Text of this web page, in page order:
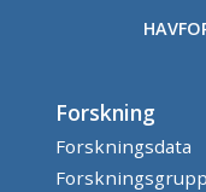
Forskning
Forskningsdata